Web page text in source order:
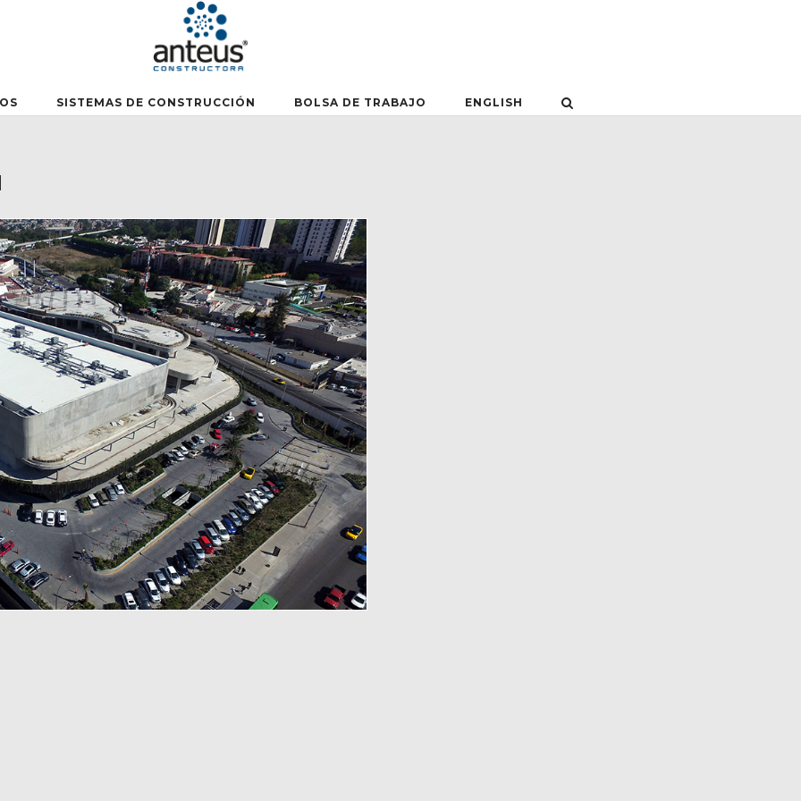
SISTEMAS DE CONSTRUCCIÓN BOLSA DE TRABAJO ENGLISH